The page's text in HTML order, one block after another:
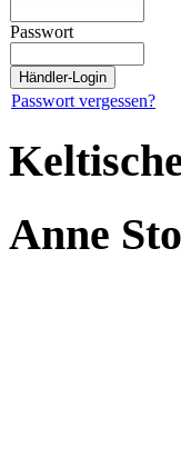
Passwort
Passwort vergessen?
Anne